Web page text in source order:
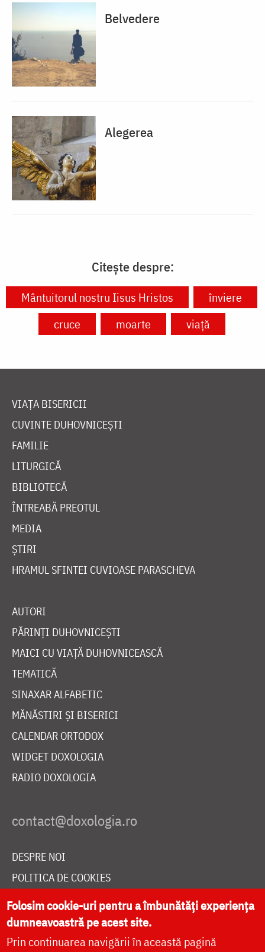
Belvedere
Alegerea
Citește despre:
Mântuitorul nostru Iisus Hristos
înviere
cruce
moarte viață
VIAȚA BISERICII
CUVINTE DUHOVNICEȘTI
FAMILIE
LITURGICĂ
BIBLIOTECĂ
ÎNTREABĂ PREOTUL
MEDIA
ȘTIRI
HRAMUL SFINTEI CUVIOASE PARASCHEVA
AUTORI
PĂRINȚI DUHOVNICEȘTI
MAICI CU VIAȚĂ DUHOVNICEASCĂ
TEMATICĂ
SINAXAR ALFABETIC
MĂNĂSTIRI ȘI BISERICI
CALENDAR ORTODOX
WIDGET DOXOLOGIA
RADIO DOXOLOGIA
DESPRE NOI
POLITICA DE COOKIES
DONEAZĂ ONLINE PENTRU CATEDRALA NAȚIONALĂ
LIVE
Folosim cookie-uri pentru a îmbunătăți experiența
dumneavoastră pe acest site.
Prin continuarea navigării în această pagină